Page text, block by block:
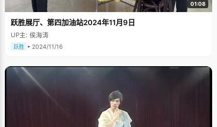
01:08
跃胜展厅、第四加油站2024年11月9日
UP主: 侯海涛
跃胜 • 2024/11/16